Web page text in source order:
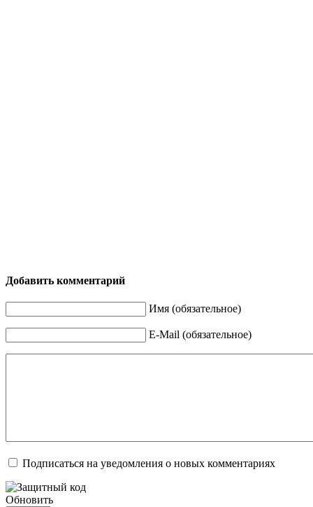
Добавить комментарий
Имя (обязательное)
E-Mail (обязательное)
Подписаться на уведомления о новых комментариях
Обновить